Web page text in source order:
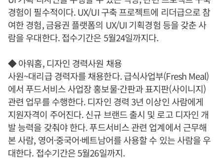
경험이 필수적이다. UX/UI 구축 프로젝트에 리더급으로 참
여한 경험, 금융권 플랫폼의 UX/UI 기획경험 등을 갖춘 사
람을 우대한다. 접수기간은 5월24일까지다.
◆ 아워홈, 디자인 경력사원 채용
사원~대리급 경력자를 채용한다. 급식사업부(Fresh Meal)
에서 푸드서비스 사업장 홍보물·간판과 표지판(사이니지)
관련 업무를 수행한다. 디자인 경력 3년 이상인 사람에게
지원자격이 주어진다. 신규 브랜드 출시 및 로고 디자인 개
발 능력을 갖춰야 한다. 푸드서비스 관련 업계에서 근무해
본 사람, 영어·중국어·베트남어를 사용할 수 있는 사람을 우
대한다. 접수기간은 5월26일까지.